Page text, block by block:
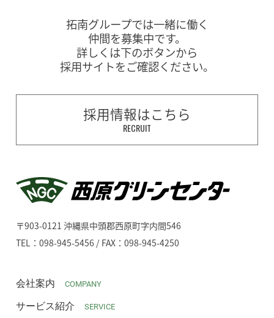
拓南グループでは一緒に働く
仲間を募集中です。
詳しくは下のボタンから
採用サイトをご確認ください。
採用情報はこちら
RECRUIT
〒903-0121 沖縄県中頭郡西原町字内間546
TEL：098-945-5456 / FAX：098-945-4250
会社案内 COMPANY
サービス紹介 SERVICE